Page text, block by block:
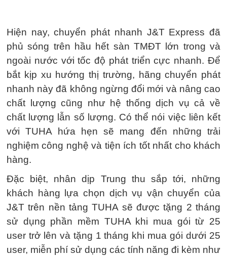
Hiện nay, chuyển phát nhanh J&T Express đã
phủ sóng trên hầu hết sàn TMĐT lớn trong và
ngoài nước với tốc độ phát triển cực nhanh. Để
bắt kịp xu hướng thị trường, hãng chuyển phát
nhanh này đã không ngừng đổi mới và nâng cao
chất lượng cũng như hệ thống dịch vụ cả về
chất lượng lẫn số lượng. Có thể nói việc liên kết
với TUHA hứa hẹn sẽ mang đến những trải
nghiệm công nghệ và tiện ích tốt nhất cho khách
hàng.
Đặc biệt, nhân dịp Trung thu sắp tới, những
khách hàng lựa chọn dịch vụ vận chuyển của
J&T trên nền tảng TUHA sẽ được tặng 2 tháng
sử dụng phần mềm TUHA khi mua gói từ 25
user trở lên và tặng 1 tháng khi mua gói dưới 25
user, miễn phí sử dụng các tính năng đi kèm như